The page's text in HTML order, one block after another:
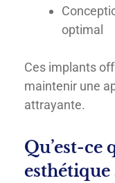
optimal
Ces implants
maintenir une
attrayante.
Qu’est-ce
esthétique